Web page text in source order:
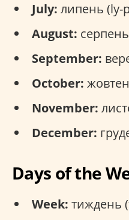
July: липень (ly-
August:
September:
October:
November:
December:
Days of the
Week: тиждень